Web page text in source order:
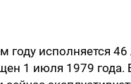
исполняется 46
1 июля 1979 года.